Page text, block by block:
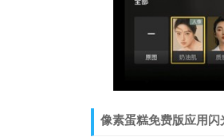
像素蛋糕免费版应用闪